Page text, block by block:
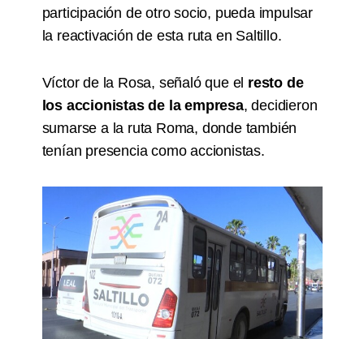
participación de otro socio, pueda impulsar
la reactivación de esta ruta en Saltillo.
Víctor de la Rosa, señaló que el resto de
los accionistas de la empresa, decidieron
sumarse a la ruta Roma, donde también
tenían presencia como accionistas.